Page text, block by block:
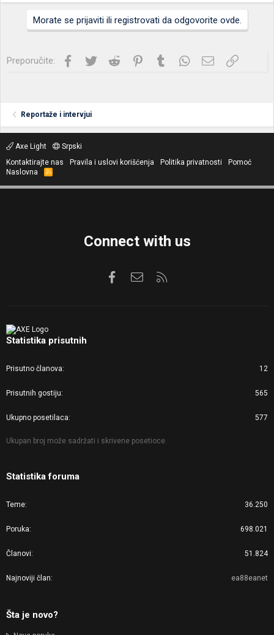
Morate se prijaviti ili registrovati da odgovorite ovde.
Preporučite: Facebook
Twitter Reddit PinterestTumblrWhatsApp
Imejl Link
Reportaže i intervjui
Axe Light
Srpski
Kontaktirajte nas
Pravila i uslovi korišćenja Politika privatnosti
Pomoć
Naslovna
R
S
Connect with us
FacebookKontaktirajte nas
Statistika prisutnih
Prisutno članova 12
Prisutnih gostiju 565
Ukupno posetilaca 577
Ukupan broj može sadržati i skrivene posetioce.
Statistika foruma
Teme 36.250
Poruka 698.021
Članovi 51.824
Najnoviji član ea88eanet
Šta je novo?